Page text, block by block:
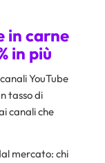
in carne
in più
YouTube
tasso di
canali che
mercato: chi